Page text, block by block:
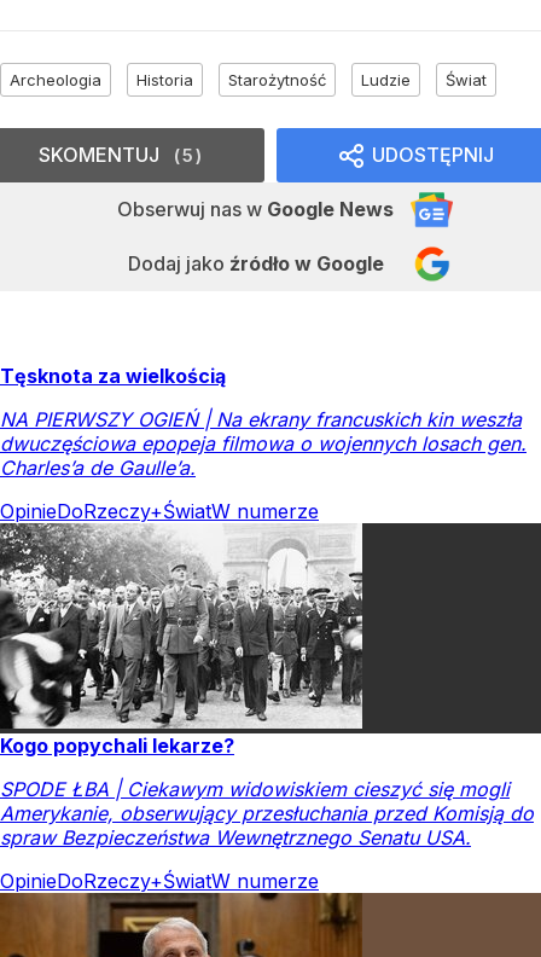
Archeologia Historia Starożytność Ludzie Świat
UDOSTĘPNIJ
Obserwuj nas w Google News
Dodaj jako źródło w Google
SKOMENTUJ 5
Tęsknota za wielkością
NA PIERWSZY OGIEŃ | Na ekrany francuskich kin weszła
dwuczęściowa epopeja filmowa o wojennych losach gen.
Charles’a de Gaulle’a.
OpinieDoRzeczy+ŚwiatW numerze
Kogo popychali lekarze?
SPODE ŁBA | Ciekawym widowiskiem cieszyć się mogli
Amerykanie, obserwujący przesłuchania przed Komisją do
spraw Bezpieczeństwa Wewnętrznego Senatu USA.
OpinieDoRzeczy+ŚwiatW numerze